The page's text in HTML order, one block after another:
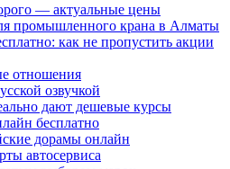
— актуальные цены
промышленного крана в Алматы
как не пропустить акции
отношения
озвучкой
дают дешевые курсы
бесплатно
дорамы онлайн
автосервиса